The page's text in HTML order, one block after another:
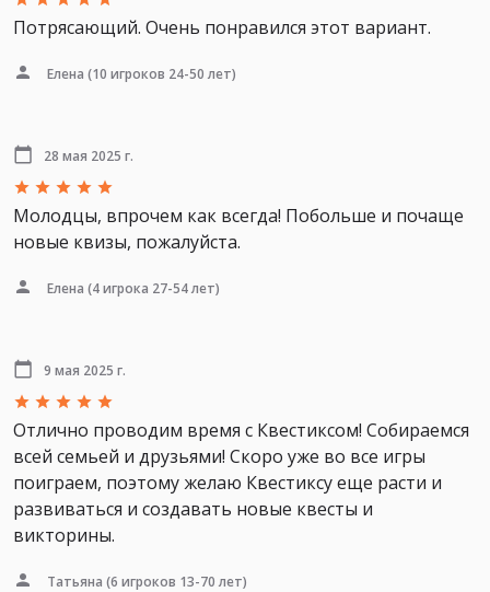
Потрясающий. Очень понравился этот вариант.
Елена (10 игроков 24-50 лет)
28 мая 2025 г.
Молодцы, впрочем как всегда! Побольше и почаще
новые квизы, пожалуйста.
Елена (4 игрока 27-54 лет)
9 мая 2025 г.
Отлично проводим время с Квестиксом! Собираемся
всей семьей и друзьями! Скоро уже во все игры
поиграем, поэтому желаю Квестиксу еще расти и
развиваться и создавать новые квесты и
викторины.
Татьяна (6 игроков 13-70 лет)